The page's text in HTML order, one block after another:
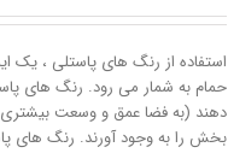
استفاده از رنگ های پاستلی ، یک
حمام به شمار می رود. رنگ های
دهند (به فضا عمق و وسعت
بخش را به وجود آورند. رنگ های